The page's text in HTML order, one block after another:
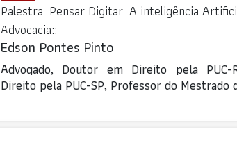
Palestra: Pensar Digitar: A inteligência
Advocacia::
Edson Pontes Pinto
Advogado, Doutor em Direito pela
Direito pela PUC-SP, Professor do Mestrado